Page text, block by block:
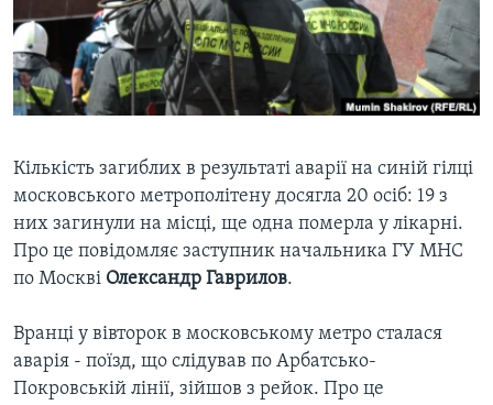
СУСПІЛЬСТВО
ЕКОНОМІКА
ІСТОРІЇ УСПІХУ УКРАЇНЦІВ
ТЕЛЕПРОГРАМИ
ЧАС-TIME
СТУДІЯ ВАШИНГТОН
ВІКНО В АМЕРИКУ
ПРАЙМ-ТАЙМ
ПОГЛЯД З ВАШИНГТОНА
ENGLISH
МИ В СОЦМЕРЕЖАХ
Кількість загиблих в результаті аварії на синій гілці
московського метрополітену досягла 20 осіб: 19 з
них загинули на місці, ще одна померла у лікарні.
Про це повідомляє заступник начальника ГУ МНС
по Москві Олександр Гаврилов.
Вранці у вівторок в московському метро сталася
аварія - поїзд, що слідував по Арбатсько-
Покровській лінії, зійшов з рейок. Про це